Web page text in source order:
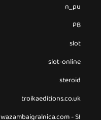
n_pu
PB
slot
slot-online
steroid
troikaeditions.co.uk
wazambaigralnica.com - SI